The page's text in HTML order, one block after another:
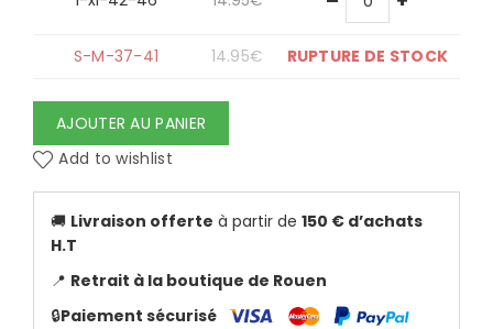
S-M-37-41 14.95€ RUPTURE DE STOCK
AJOUTER AU PANIER
Add to wishlist
🚚 Livraison offerte à partir de 150 € d’achats
H.T
📍 Retrait à la boutique de Rouen
🔒Paiement sécurisé